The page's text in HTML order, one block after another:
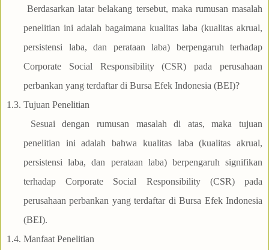
Berdasarkan latar belakang tersebut, maka rumusan masalah
penelitian ini adalah bagaimana kualitas laba (kualitas akrual,
persistensi laba, dan perataan laba) berpengaruh terhadap
Corporate Social Responsibility (CSR) pada perusahaan
perbankan yang terdaftar di Bursa Efek Indonesia (BEI)?
1.3. Tujuan Penelitian
Sesuai dengan rumusan masalah di atas, maka tujuan
penelitian ini adalah bahwa kualitas laba (kualitas akrual,
persistensi laba, dan perataan laba) berpengaruh signifikan
terhadap Corporate Social Responsibility (CSR) pada
perusahaan perbankan yang terdaftar di Bursa Efek Indonesia
(BEI).
1.4. Manfaat Penelitian